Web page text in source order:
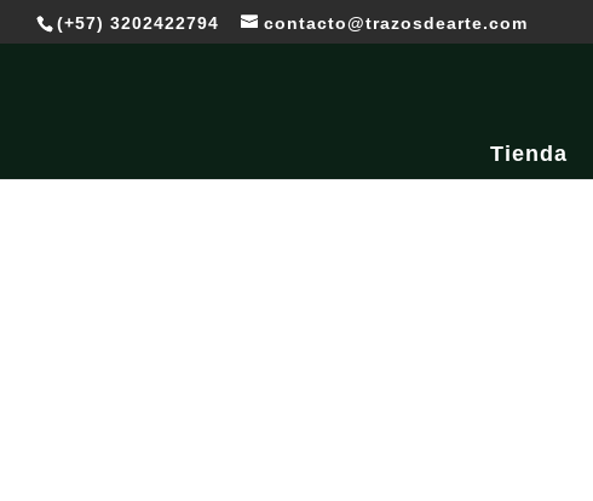
(+57) 3202422794 contacto@trazosdearte.com
Tienda